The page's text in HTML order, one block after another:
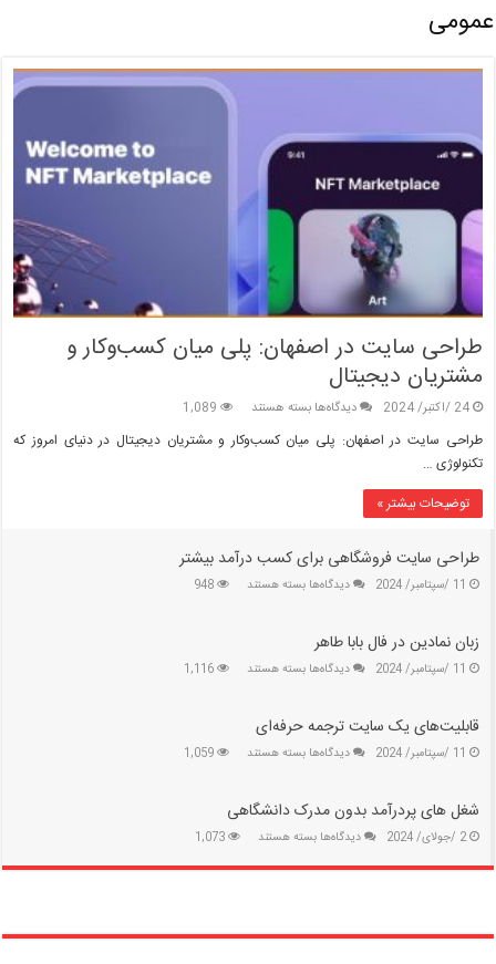
عمومی
طراحی سایت در اصفهان: پلی میان کسب‌وکار و
مشتریان دیجیتال
24 /اکتبر/ 2024 دیدگاه‌هابرای
سایت
کسب‌وکار
و
مشتریان
بسته هستند 1,089
طراحی سایت در اصفهان: پلی میان کسب‌وکار و مشتریان دیجیتال در دنیای امروز که
تکنولوژی …
توضیحات بیشتر »
طراحی سایت فروشگاهی برای کسب درآمد بیشتر
11 /سپتامبر/ 2024 دیدگاه‌هابرای
کسب
بیشتر
بسته هستند 948
زبان نمادین در فال بابا طاهر
11 /سپتامبر/ 2024 دیدگاه‌هابرای
در
بابا
بسته هستند 1,116
قابلیت‌های یک سایت ترجمه حرفه‌ای
11 /سپتامبر/ 2024 دیدگاه‌هابرای
سایت
حرفه‌ای
بسته هستند 1,059
شغل های پردرآمد بدون مدرک دانشگاهی
2 /جولای/ 2024 دیدگاه‌هابرای
های
مدرک
بسته هستند 1,073